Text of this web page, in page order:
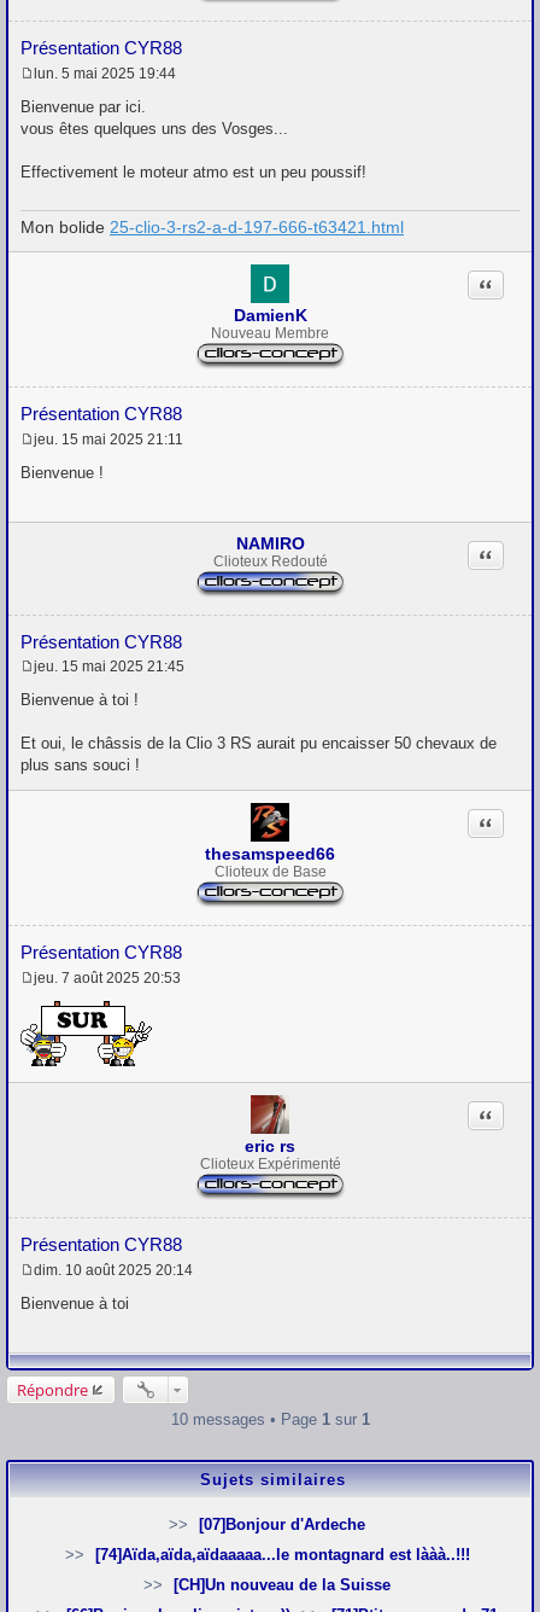
Présentation CYR88
e
s
g
lun. 5 mai 2025 19:44
Bienvenue par ici.
vous êtes quelques uns des Vosges...
Effectivement le moteur atmo est un peu poussif!
Mon bolide 25-clio-3-rs2-a-d-197-666-t63421.html
DamienK
Nouveau Membre
Présentation CYR88
Citation
M
e
a
jeu. 15 mai 2025 21:11
Bienvenue !
NAMIRO
Clioteux Redouté
Présentation CYR88
Citation
e
a
g
jeu. 15 mai 2025 21:45
Bienvenue à toi !
Et oui, le châssis de la Clio 3 RS aurait pu encaisser 50 chevaux de
plus sans souci !
thesamspeed66
Clioteux de Base
Présentation CYR88
Citation
e
s
s
a
jeu. 7 août 2025 20:53
eric rs
Clioteux Expérimenté
Présentation CYR88
Citation
e
a
g
e
dim. 10 août 2025 20:14
Bienvenue à toi
Répondre
10 messages • Page 1sur 1
Sujets similaires
[07]Bonjour d'Ardeche
[74]Aïda,aïda,aïdaaaaa...le montagnard est lààà..!!!
[CH]Un nouveau de la Suisse